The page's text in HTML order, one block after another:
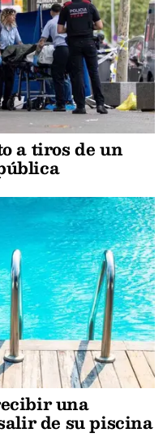
a tiros de un
una
de su piscina